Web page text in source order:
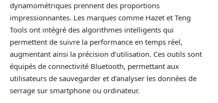
dynamométriques prennent des proportions
impressionnantes. Les marques comme Hazet et Teng
Tools ont intégré des algorithmes intelligents qui
permettent de suivre la performance en temps réel,
augmentant ainsi la précision d’utilisation. Ces outils sont
équipés de connectivité Bluetooth, permettant aux
utilisateurs de sauvegarder et d’analyser les données de
serrage sur smartphone ou ordinateur.